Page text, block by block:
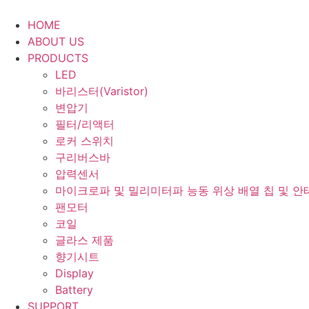
content
HOME
ABOUT US
PRODUCTS
LED
바리스터(Varistor)
변압기
필터/리액터
로커 스위치
구리버스바
압력센서
마이크로파 및 밀리미터파 능동 위상 배열 칩 및 안
팬모터
코일
글라스 제품
향기시트
Display
Battery
SUPPORT